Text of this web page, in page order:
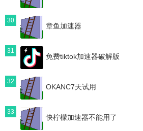
30
章鱼加速器
31
免费tiktok加速器破解版
32
OKANC7天试用
33
快柠檬加速器不能用了